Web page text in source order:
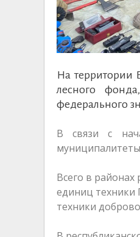
На территории
лесного
федерального
В связи с
Всего в
единиц техники
техники